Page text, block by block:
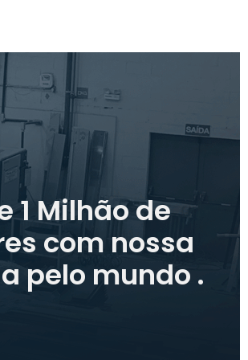
1 Milhão de
com nossa
pelo mundo .